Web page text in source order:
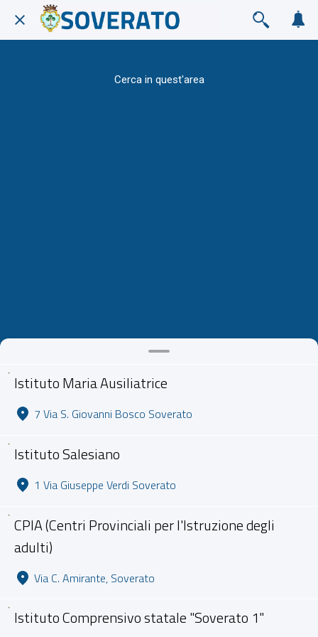
Istituto Maria Ausiliatrice
7 Via S. Giovanni Bosco Soverato
Istituto Salesiano
1 Via Giuseppe Verdi Soverato
CPIA (Centri Provinciali per l'Istruzione degli
adulti)
Via C. Amirante, Soverato
Istituto Comprensivo statale "Soverato 1"
Cerca in quest'area